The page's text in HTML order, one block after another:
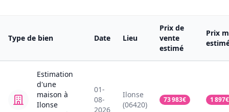
Type de bien Date Lieu
Prix de
vente
estimé
Prix
Estimation
d'une
maison à
Ilonse
01-
08-
2026
Ilonse
(06420)
73 983€ 1 897€